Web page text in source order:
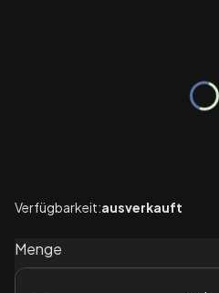
Verfügbarkeit:ausverkauft
Menge